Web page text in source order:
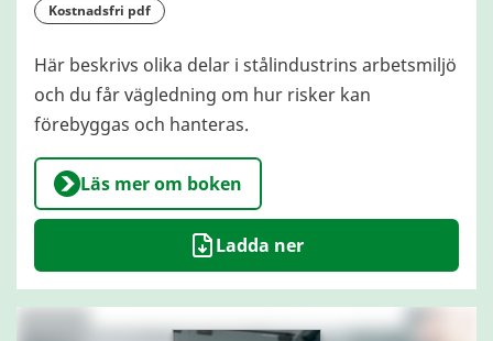
kostnadsfri pdf
Här beskrivs olika delar i stålindustrins arbetsmiljö
och du får vägledning om hur risker kan
förebyggas och hanteras.
Läs mer om boken
Ladda ner